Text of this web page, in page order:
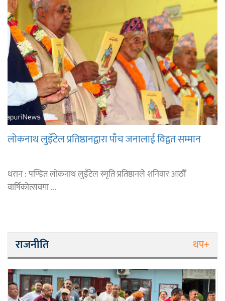
लोकनाथ लुइँटेल प्रतिष्ठानद्वारा पाँच जनालाई विद्वत सम्मान
धरान : पण्डित लोकनाथ लुइँटेल स्मृति प्रतिष्ठानले शनिवार आठौँ
वार्षिकोत्सवमा ...
राजनीति थप+